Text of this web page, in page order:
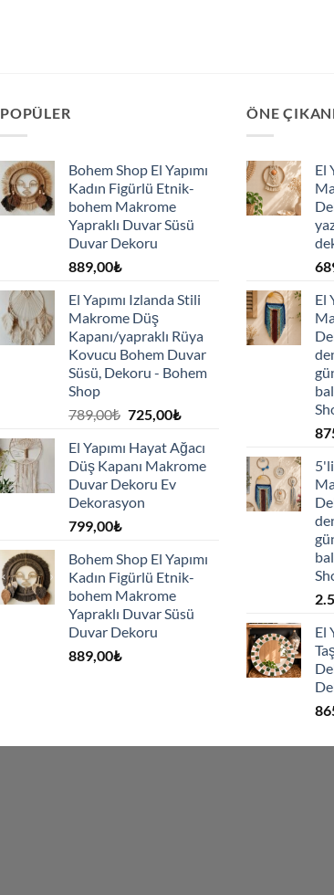
POPÜLER
Bohem Shop El Yapımı
Kadın Figürlü Etnik-
bohem Makrome
Yapraklı Duvar Süsü
Duvar Dekoru
889,00₺
El Yapımı Izlanda Stili
Makrome Düş
Kapanı/yapraklı Rüya
Kovucu Bohem Duvar
Süsü, Dekoru - Bohem
Shop
789,00₺ Orijinal
789,00₺.
725,00₺Şu
fiyat:
725,00₺.
El Yapımı Hayat Ağacı
Düş Kapanı Makrome
Duvar Dekoru Ev
Dekorasyon
799,00₺
Bohem Shop El Yapımı
Kadın Figürlü Etnik-
bohem Makrome
Yapraklı Duvar Süsü
Duvar Dekoru
889,00₺
ÖNE
El
El
5'li
El